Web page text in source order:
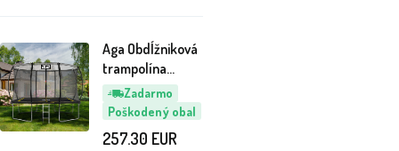
Zadarmo
Poškodený obal
Aga Obdĺžniková
trampolína
244x335 cm
Čierna/Žltá - II.
257.30 EUR